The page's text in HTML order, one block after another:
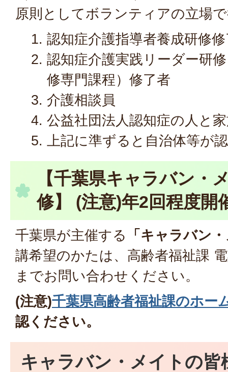
原則としてボランティアの立場
認知症介護指導者養成研修
認知症介護実践リーダー研
修専門課程）修了者
介護相談員
公益社団法人認知症の人と
上記に準ずると自治体等が
【千葉県キャラバン・
修】 (注意)年2回程度開
千葉県が主催する
「キャラバン
講希望のかたは、高齢者福祉課
までお問い合わせください。
(注意)千葉県高齢者福祉課のホー
認ください。
キャラバン・メイトの皆